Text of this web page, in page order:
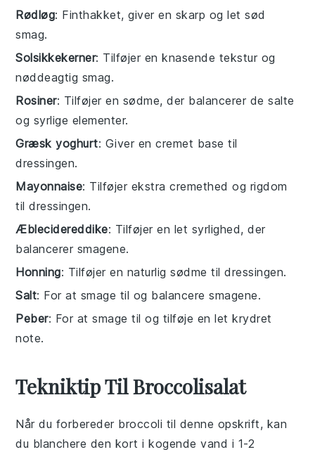
Rødløg: Finthakket, giver en skarp og let sød
smag.
Solsikkekerner: Tilføjer en knasende tekstur og
nøddeagtig smag.
Rosiner: Tilføjer en sødme, der balancerer de salte
og syrlige elementer.
Græsk yoghurt: Giver en cremet base til
dressingen.
Mayonnaise: Tilføjer ekstra cremethed og rigdom
til dressingen.
Æblecidereddike: Tilføjer en let syrlighed, der
balancerer smagene.
Honning: Tilføjer en naturlig sødme til dressingen.
Salt: For at smage til og balancere smagene.
Peber: For at smage til og tilføje en let krydret
note.
Tekniktip Til Broccolisalat
Når du forbereder broccoli til denne opskrift, kan
du blanchere den kort i kogende vand i 1-2